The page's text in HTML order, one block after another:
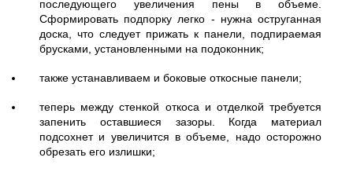
последующего увеличения пены в объеме.
Сформировать подпорку легко - нужна оструганная
доска, что следует прижать к панели, подпираемая
брусками, установленными на подоконник;
также устанавливаем и боковые откосные панели;
теперь между стенкой откоса и отделкой требуется
запенить оставшиеся зазоры. Когда материал
подсохнет и увеличится в объеме, надо осторожно
обрезать его излишки;